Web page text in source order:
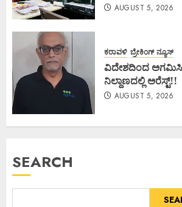
AUGUST 5, 2026
ಕರಾವಳಿ ಬ್ರೇಕಿಂಗ್ ನ್ಯೂಸ್
ವಿದೇಶದಿಂದ
ನಿಲ್ದಾಣದಲ್ಲಿ ಅರೆಸ್ಟ್‌!!
AUGUST 5, 2026
SEARCH